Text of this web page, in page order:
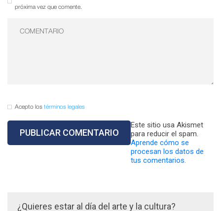
próxima vez que comente.
Acepto los términos legales
Este sitio usa Akismet
para reducir el spam.
Aprende cómo se
procesan los datos de
tus comentarios.
¿Quieres estar al día del arte y la cultura?